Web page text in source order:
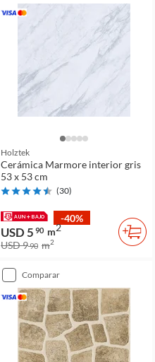
Holztek
Cerámica Marmore interior gris
53 x 53 cm
(30)
-40%
USD 5 90 m2
USD 990 m2
comparar